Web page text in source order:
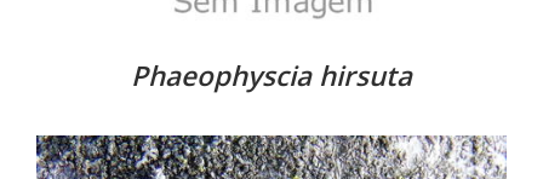
Phaeophyscia hirsuta